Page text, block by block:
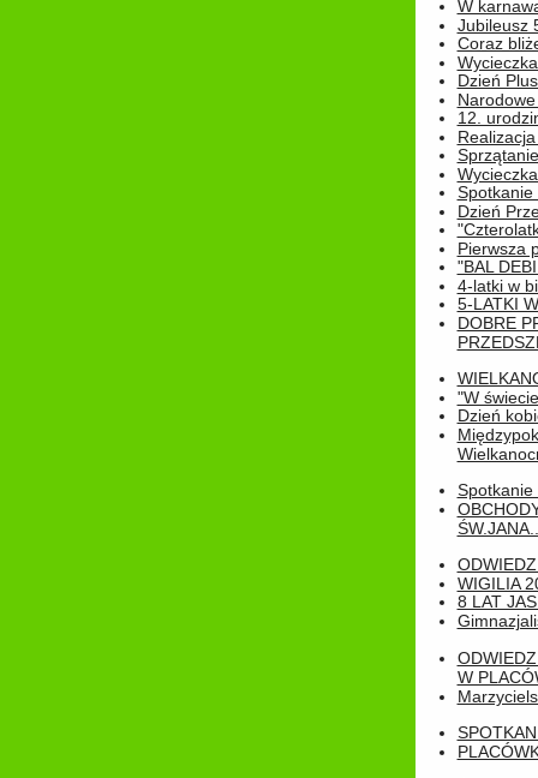
W
Jubileusz
Coraz
Dzień
12.
Spotkanie
Dzień
Pierwsza
"BAL
4-latki w
5-LATKI
DOBRE
"W
Dzień
Spotkanie
WIGILIA
8 LAT
W